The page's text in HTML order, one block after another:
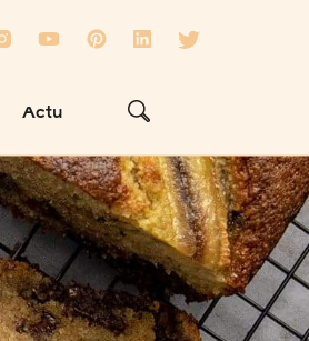
Actu